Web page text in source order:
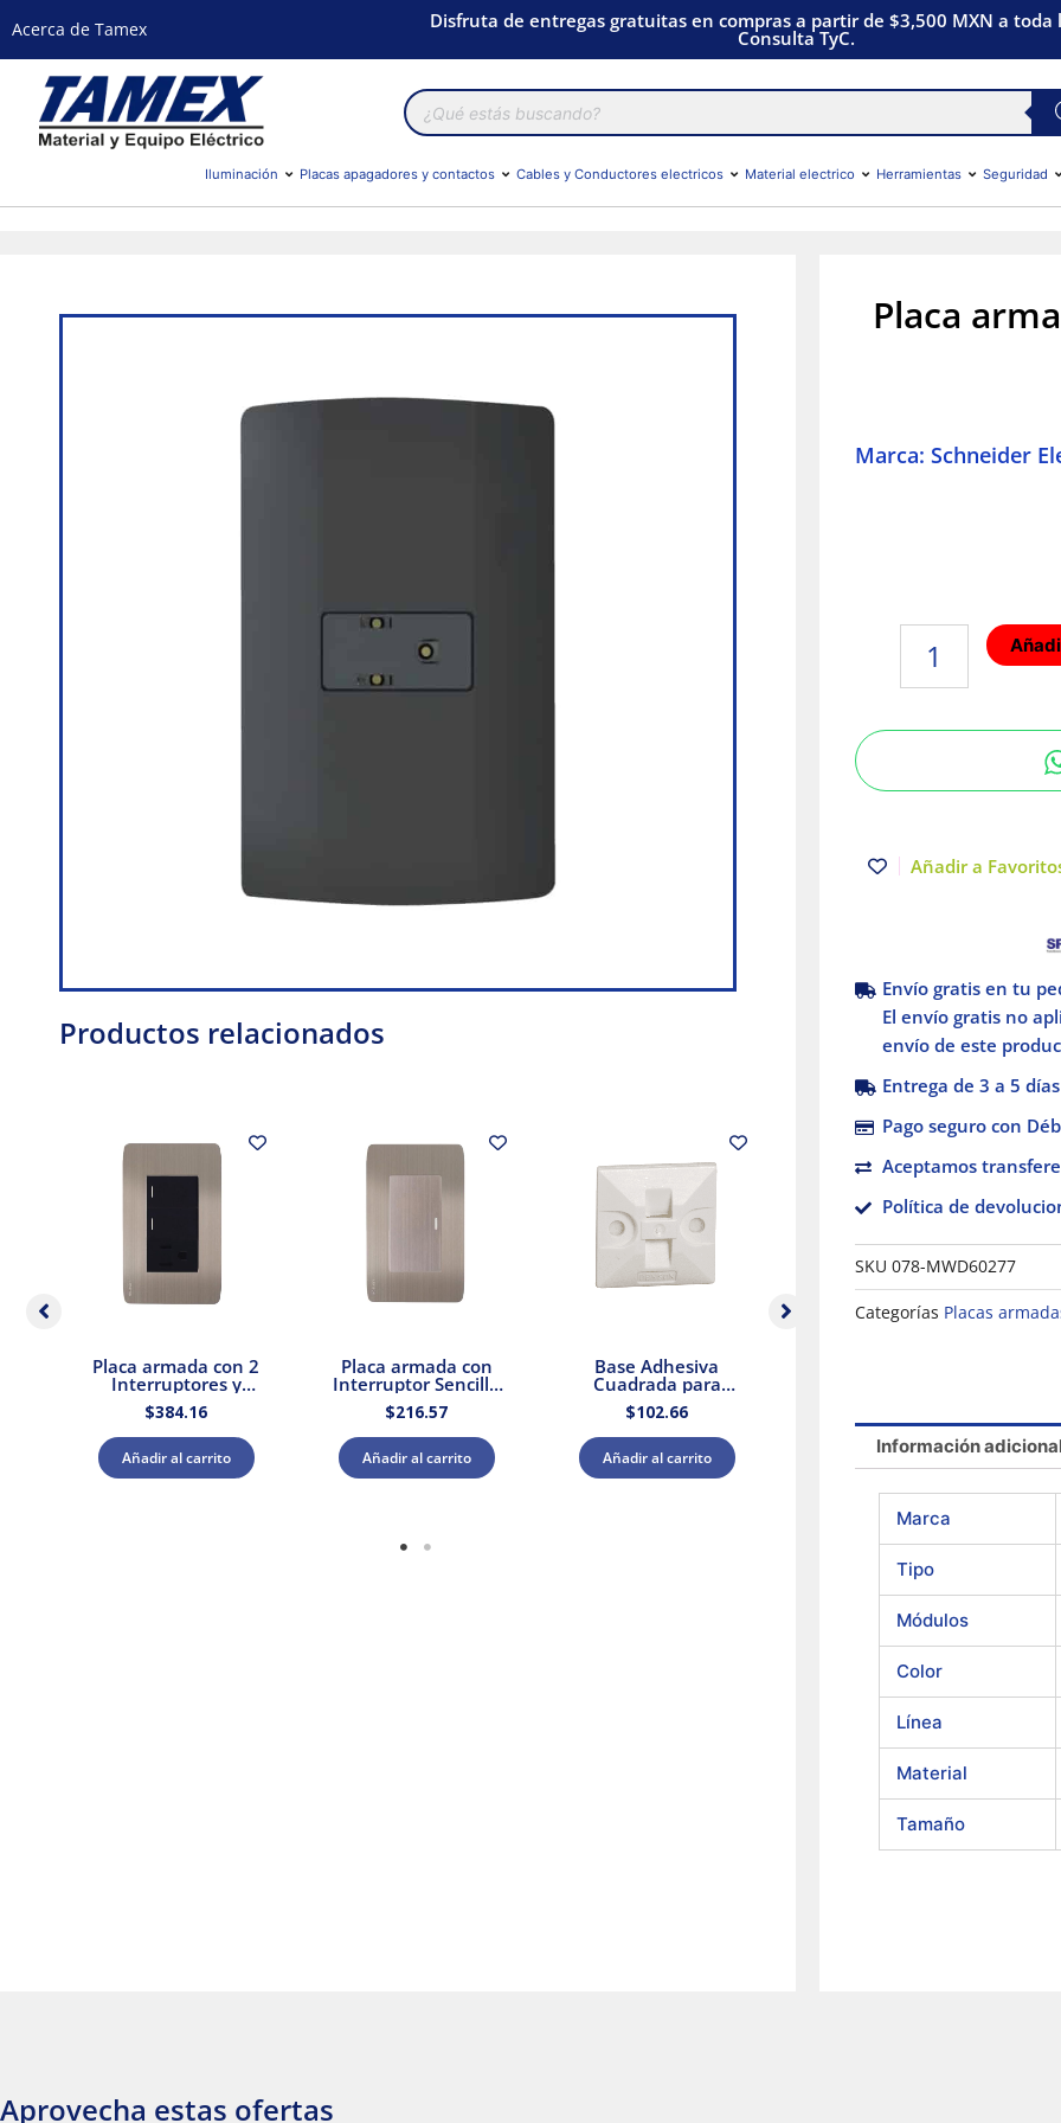
Acerca de Tamex Disfruta de entregas gratuitas en compras a partir de $3,500 MXN a toda
Consulta TyC.
Búsqueda
de
productos
Iluminación Placas apagadores y contactos Cables y Conductores electricos Material electrico Herramientas Seguridad
Productos relacionados
Placa armada con 2
Interruptores y
Contacto Stalo &
Kristalo Leviton
$384.16
Añadir al carrito
Placa armada con
Interruptor Sencillo
Acero Stalo & Kristalo
Leviton
$216.57
Añadir al carrito
Base Adhesiva
Cuadrada para
Cinchos de Plástico
100pzs. Dexson
DXN3200B
$102.66
Añadir al carrito
Dexson Schneider
Electric
Añadir al carrito
Placa
Marca: Schneider
2P+T
Negro
cantidadAñadir a
Envío gratis en tu
El envío gratis no
envío de este
Entrega de 3 a 5 días
Pago seguro con
Aceptamos
Política de
SKU 078-MWD60277
Categorías Placas
Información
Marca
Tipo
Módulos
Color
Línea
Material
Tamaño
Aprovecha estas ofertas